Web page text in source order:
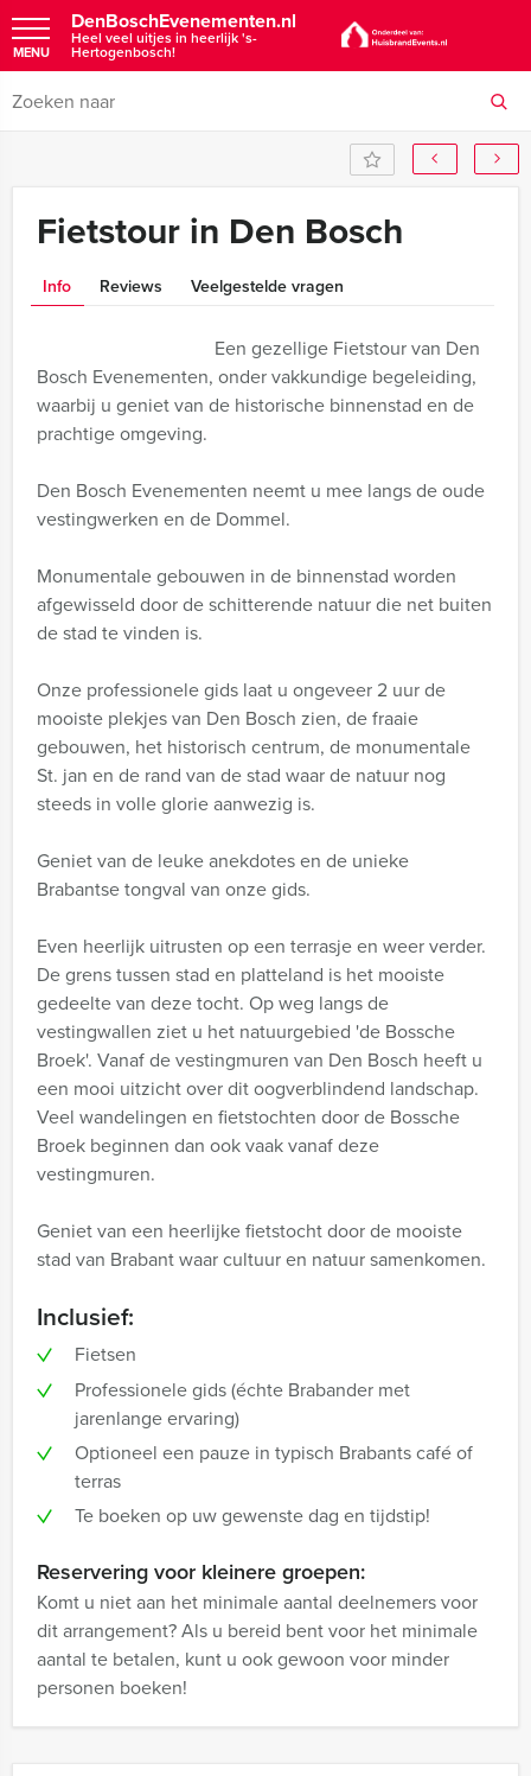
DenBoschEvenementen.nl
Heel veel uitjes in heerlijk 's-
Hertogenbosch!
MENU
Fietstour in Den Bosch
Info Reviews Veelgestelde vragen
Een gezellige Fietstour van Den
Bosch Evenementen, onder vakkundige begeleiding,
waarbij u geniet van de historische binnenstad en de
prachtige omgeving.
Den Bosch Evenementen neemt u mee langs de oude
vestingwerken en de Dommel.
Monumentale gebouwen in de binnenstad worden
afgewisseld door de schitterende natuur die net buiten
de stad te vinden is.
Onze professionele gids laat u ongeveer 2 uur de
mooiste plekjes van Den Bosch zien, de fraaie
gebouwen, het historisch centrum, de monumentale
St. jan en de rand van de stad waar de natuur nog
steeds in volle glorie aanwezig is.
Geniet van de leuke anekdotes en de unieke
Brabantse tongval van onze gids.
Even heerlijk uitrusten op een terrasje en weer verder.
De grens tussen stad en platteland is het mooiste
gedeelte van deze tocht. Op weg langs de
vestingwallen ziet u het natuurgebied 'de Bossche
Broek'. Vanaf de vestingmuren van Den Bosch heeft u
een mooi uitzicht over dit oogverblindend landschap.
Veel wandelingen en fietstochten door de Bossche
Broek beginnen dan ook vaak vanaf deze
vestingmuren.
Geniet van een heerlijke fietstocht door de mooiste
stad van Brabant waar cultuur en natuur samenkomen.
Inclusief:
Fietsen
Professionele gids (échte Brabander met
jarenlange ervaring)
Optioneel een pauze in typisch Brabants café of
terras
Te boeken op uw gewenste dag en tijdstip!
Reservering voor kleinere groepen:
Komt u niet aan het minimale aantal deelnemers voor
dit arrangement? Als u bereid bent voor het minimale
aantal te betalen, kunt u ook gewoon voor minder
personen boeken!